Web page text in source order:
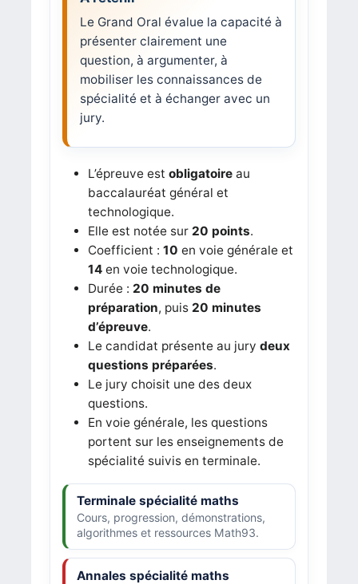
Le Grand Oral évalue la capacité à
présenter clairement une
question, à argumenter, à
mobiliser les connaissances de
spécialité et à échanger avec un
jury.
L’épreuve est obligatoireau
baccalauréat général et
technologique.
Elle est notée sur 20 points.
Coefficient : 10 en voie générale et
14en voie technologique.
Durée : 20 minutes de
préparation, puis 20 minutes
d’épreuve.
Le candidat présente au jury deux
questions préparées.
Le jury choisit une des deux
questions.
En voie générale, les questions
portent sur les enseignements de
spécialité suivis en terminale.
Terminale spécialité maths
Cours, progression, démonstrations,
algorithmes et ressources Math93.
Annales spécialité maths